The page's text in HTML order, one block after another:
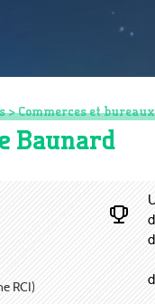
>Commerces et bureaux
Baunard
RCI)